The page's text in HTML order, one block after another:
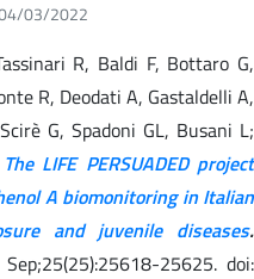
03/2022
R, Baldi F, Bottaro G,
R, Deodati A, Gastaldelli A,
G, Spadoni GL, Busani L;
LIFE PERSUADED project
A biomonitoring in Italian
and juvenile diseases.
25625. doi: